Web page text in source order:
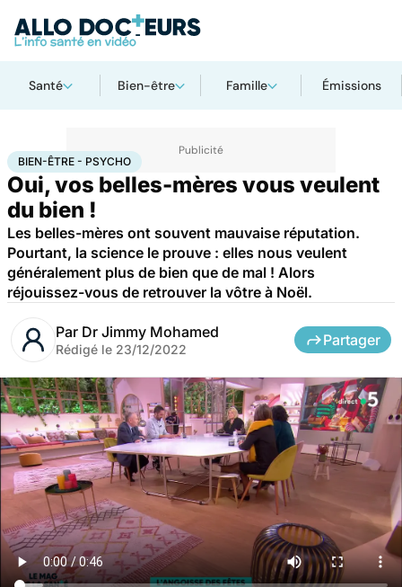
Santé Bien-être Famille Émissions
AccueilFamilleBien-être - Psycho
BIEN-ÊTRE - PSYCHO
Oui, vos belles-mères vous veulent
du bien !
Les belles-mères ont souvent mauvaise réputation.
Pourtant, la science le prouve : elles nous veulent
généralement plus de bien que de mal ! Alors
réjouissez-vous de retrouver la vôtre à Noël.
Par Dr Jimmy Mohamed
Rédigé le 23/12/2022
Partager